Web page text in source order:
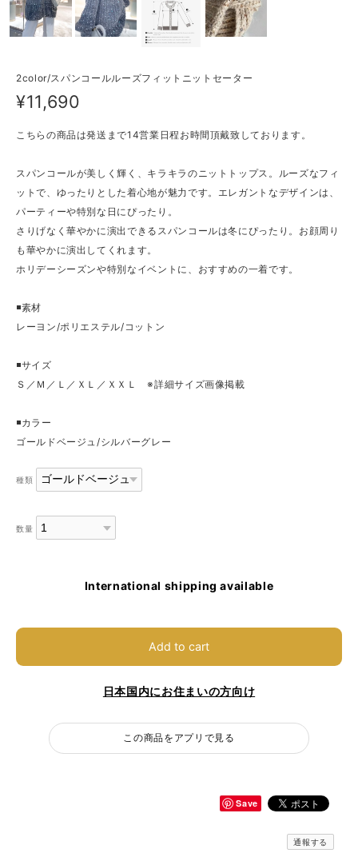
2color/スパンコールルーズフィットニットセーター
¥11,690
こちらの商品は発送まで14営業日程お時間頂戴致しております。
スパンコールが美しく輝く、キラキラのニットトップス。ルーズなフィ
ットで、ゆったりとした着心地が魅力です。エレガントなデザインは、
パーティーや特別な日にぴったり。
さりげなく華やかに演出できるスパンコールは冬にぴったり。お顔周り
も華やかに演出してくれます。
ホリデーシーズンや特別なイベントに、おすすめの一着です。
◾️素材
レーヨン/ポリエステル/コットン
◾️サイズ
Ｓ／Ｍ／Ｌ／ＸＬ／ＸＸＬ ※詳細サイズ画像掲載
◾️カラー
ゴールドベージュ/シルバーグレー
種類
数量
International shipping available
Add to cart
日本国内にお住まいの方向け
この商品をアプリで見る
Save
通報する